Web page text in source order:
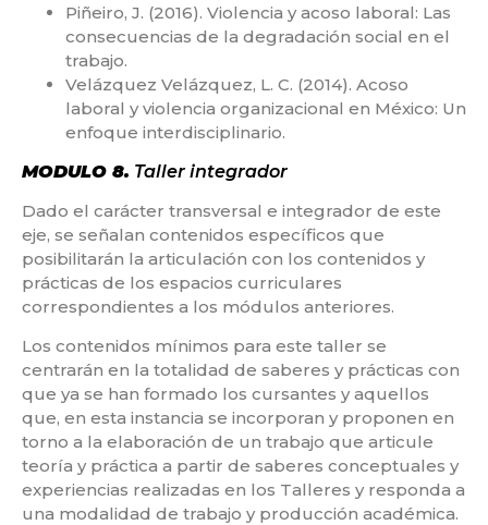
Piñeiro, J. (2016). Violencia y acoso laboral: Las
consecuencias de la degradación social en el
trabajo.
Velázquez Velázquez, L. C. (2014). Acoso
laboral y violencia organizacional en México: Un
enfoque interdisciplinario.
MODULO 8. Taller integrador
Dado el carácter transversal e integrador de este
eje, se señalan contenidos específicos que
posibilitarán la articulación con los contenidos y
prácticas de los espacios curriculares
correspondientes a los módulos anteriores.
Los contenidos mínimos para este taller se
centrarán en la totalidad de saberes y prácticas con
que ya se han formado los cursantes y aquellos
que, en esta instancia se incorporan y proponen en
torno a la elaboración de un trabajo que articule
teoría y práctica a partir de saberes conceptuales y
experiencias realizadas en los Talleres y responda a
una modalidad de trabajo y producción académica.